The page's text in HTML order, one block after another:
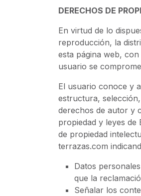
DERECHOS DE
En virtud de lo
reproducción, la
esta página web,
usuario se
El usuario conoce y
estructura,
derechos de autor y
propiedad y leyes
de propiedad
terrazas.com
Datos
que la
Señalar los